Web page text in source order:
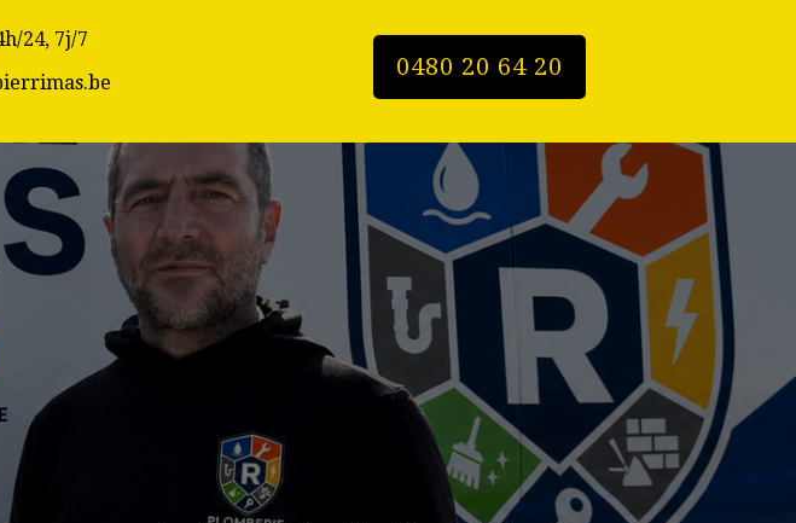
0480 20 64 20
24, 7j/7